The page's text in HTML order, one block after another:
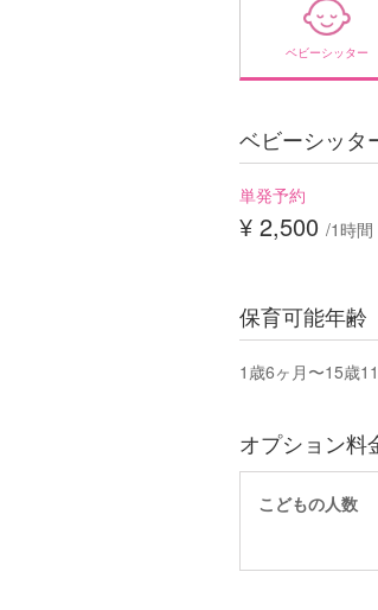
ベビーシッター
ベビーシッタ
単発予約
¥ 2,500 /1時間
保育可能年齢
1歳6ヶ月〜15歳
オプション料
こどもの人数